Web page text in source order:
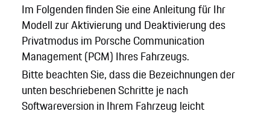
Im Folgenden finden Sie eine Anleitung für Ihr
Modell zur Aktivierung und Deaktivierung des
Privatmodus im Porsche Communication
Management (PCM) Ihres Fahrzeugs.
Bitte beachten Sie, dass die Bezeichnungen der
unten beschriebenen Schritte je nach
Softwareversion in Ihrem Fahrzeug leicht